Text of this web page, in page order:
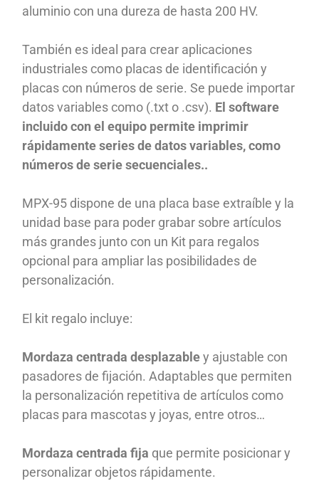
aluminio con una dureza de hasta 200 HV.
También es ideal para crear aplicaciones
industriales como placas de identificación y
placas con números de serie. Se puede importar
datos variables como (.txt o .csv). El software
incluido con el equipo permite imprimir
rápidamente series de datos variables, como
números de serie secuenciales..
MPX-95 dispone de una placa base extraíble y la
unidad base para poder grabar sobre artículos
más grandes junto con un Kit para regalos
opcional para ampliar las posibilidades de
personalización.
El kit regalo incluye:
Mordaza centrada desplazabley ajustable con
pasadores de fijación. Adaptables que permiten
la personalización repetitiva de artículos como
placas para mascotas y joyas, entre otros…
Mordaza centrada fija que permite posicionar y
personalizar objetos rápidamente.